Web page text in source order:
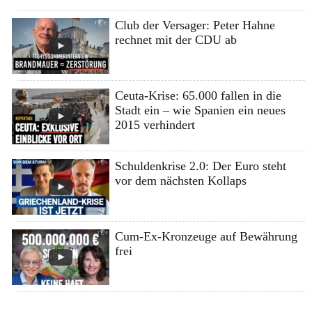
Club der Versager: Peter Hahne
rechnet mit der CDU ab
Ceuta-Krise: 65.000 fallen in die
Stadt ein – wie Spanien ein neues
2015 verhindert
Schuldenkrise 2.0: Der Euro steht
vor dem nächsten Kollaps
Cum-Ex-Kronzeuge auf Bewährung
frei